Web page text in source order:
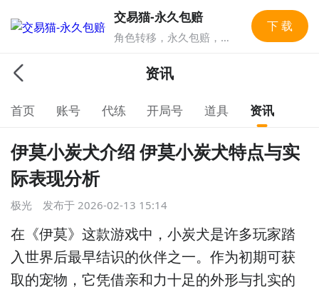
交易猫-永久包赔
角色转移，永久包赔，
重安全保障，游戏账号
交易就上交易猫，1亿玩
台。
下 载
资讯
首页 账号 代练 开局号 道具 资讯
伊莫小炭犬介绍 伊莫小炭犬特点与实
际表现分析
极光 发布于 2026-02-13 15:14
在《伊莫》这款游戏中，小炭犬是许多玩家踏
入世界后最早结识的伙伴之一。作为初期可获
取的宠物，它凭借亲和力十足的外形与扎实的